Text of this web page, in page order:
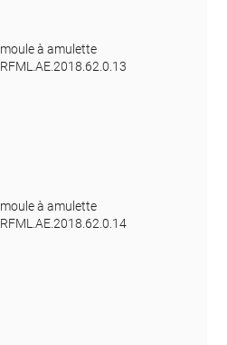
moule à amulette
RFML.AE.2018.62.0.13
moule à amulette
RFML.AE.2018.62.0.14